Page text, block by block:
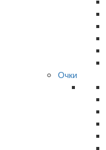
Очки